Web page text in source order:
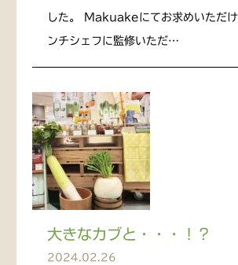
した。 Makuakeにてお求めいただ
ンチシェフに監修いただ…
大きなカブと・・・！？
2024.02.26